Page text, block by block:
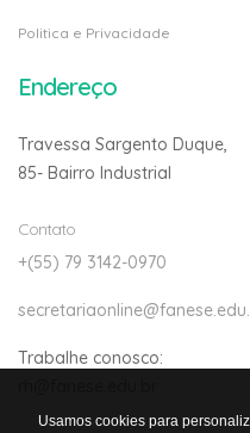
Usamos cookies para
Politica e Privacidade
Endereço
Travessa Sargento Duque,
85- Bairro Industrial
Contato
+(55) 79 3142-0970
Trabalhe conosco: